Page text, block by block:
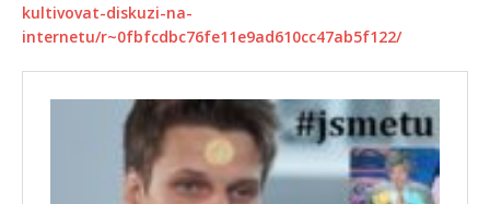
kultivovat-diskuzi-na-
internetu/r~0fbfcdbc76fe11e9ad610cc47ab5f122/